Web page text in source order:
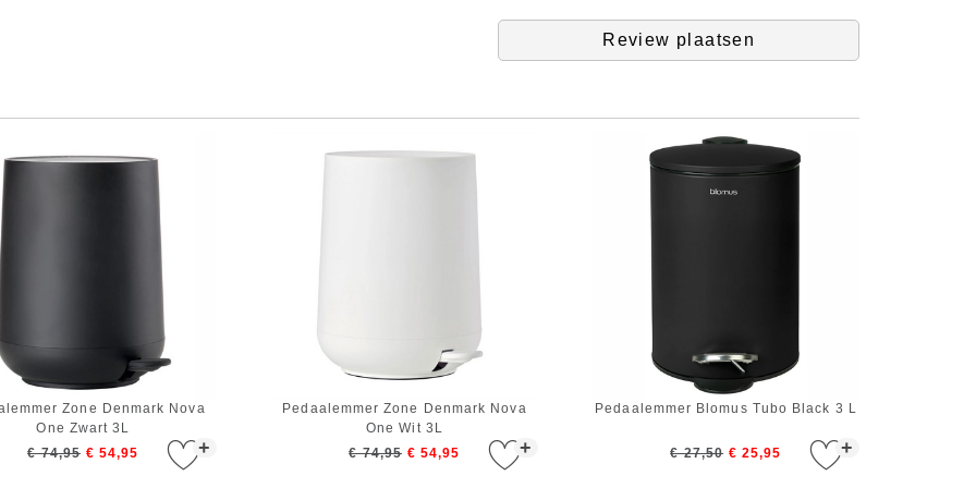
Review plaatsen
+
Zone Denmark Nova
One Zwart 3L
€ 74,95 € 54,95 +
Pedaalemmer Zone Denmark Nova
One Wit 3L
€ 74,95 € 54,95 +
Pedaalemmer Blomus Tubo Black 3 L
€ 27,50 € 25,95